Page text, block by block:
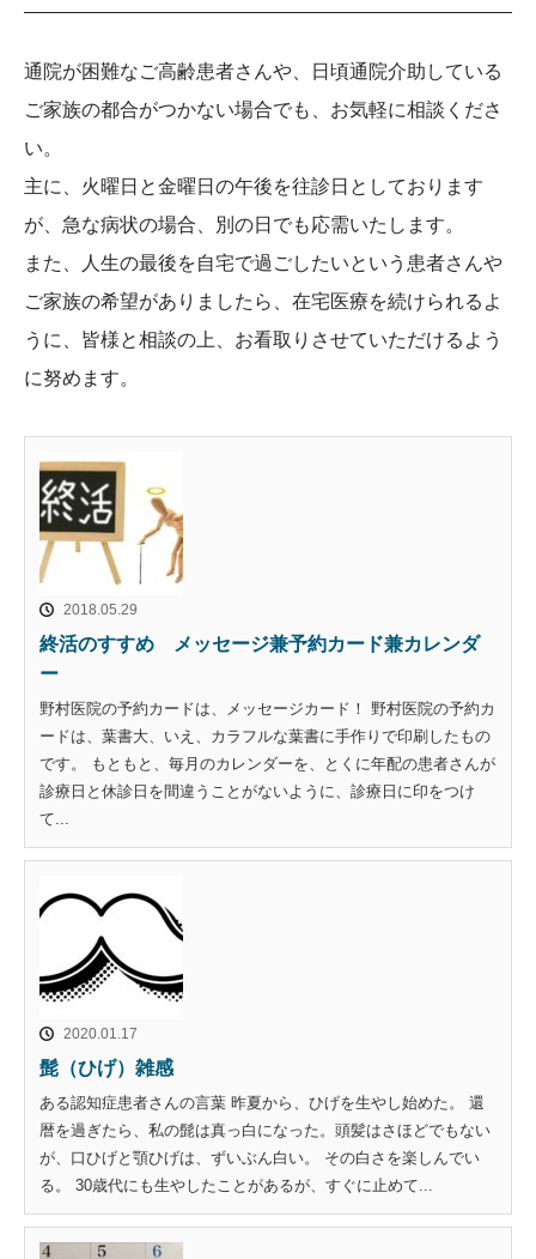
通院が困難なご高齢患者さんや、日頃通院介助している
ご家族の都合がつかない場合でも、お気軽に相談くださ
い。
主に、火曜日と金曜日の午後を往診日としております
が、急な病状の場合、別の日でも応需いたします。
また、人生の最後を自宅で過ごしたいという患者さんや
ご家族の希望がありましたら、在宅医療を続けられるよ
うに、皆様と相談の上、お看取りさせていただけるよう
に努めます。
2018.05.29
終活のすすめ メッセージ兼予約カード兼カレンダ
ー
野村医院の予約カードは、メッセージカード！ 野村医院の予約カ
ードは、葉書大、いえ、カラフルな葉書に手作りで印刷したもの
です。 もともと、毎月のカレンダーを、とくに年配の患者さんが
診療日と休診日を間違うことがないように、診療日に印をつけ
て...
2020.01.17
髭（ひげ）雑感
ある認知症患者さんの言葉 昨夏から、ひげを生やし始めた。 還
暦を過ぎたら、私の髭は真っ白になった。頭髪はさほどでもない
が、口ひげと顎ひげは、ずいぶん白い。 その白さを楽しんでい
る。 30歳代にも生やしたことがあるが、すぐに止めて...